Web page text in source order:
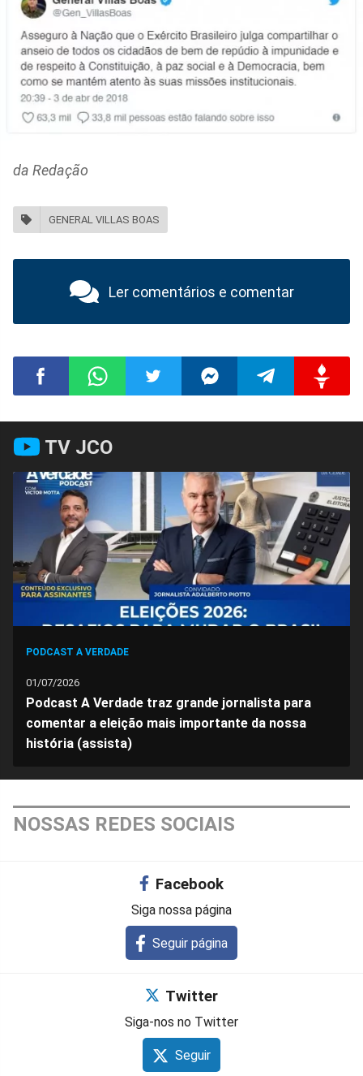
da Redação
GENERAL VILLAS BOAS
Ler comentários e comentar
Compartilhar
no
Facebook
no
Whatsapp
no
Twitter
no
Messenger
no
Telegram
no
Gettr
TV JCO
PODCAST A VERDADE
01/07/2026
Podcast A Verdade traz grande jornalista para
comentar a eleição mais importante da nossa
história (assista)
NOSSAS REDES SOCIAIS
Facebook
Siga nossa página
Seguir página
Twitter
Siga-nos no Twitter
Seguir